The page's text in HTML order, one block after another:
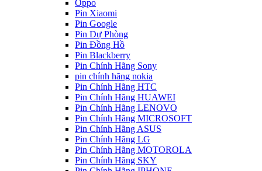
Oppo
Pin Xiaomi
Pin Google
Pin Dự Phòng
Pin Đồng Hồ
Pin Blackberry
Pin Chính Hãng Sony
pin chính hãng nokia
Pin Chính Hãng HTC
Pin Chính Hãng HUAWEI
Pin Chính Hãng LENOVO
Pin Chính Hãng MICROSOFT
Pin Chính Hãng ASUS
Pin Chính Hãng LG
Pin Chính Hãng MOTOROLA
Pin Chính Hãng SKY